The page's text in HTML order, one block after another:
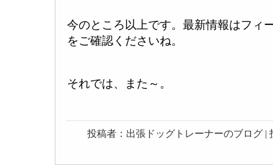
今のところ以上です。最新情報はフィ
をご確認くださいね。
それでは、また～。
投稿者：出張ドッグトレーナーのブログ |